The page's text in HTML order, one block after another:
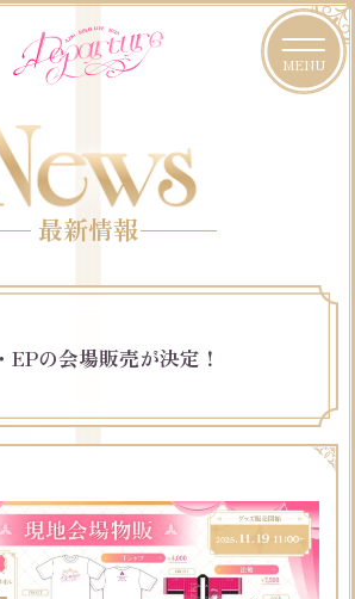
MENU
最新情報
EPの会場販売が決定！